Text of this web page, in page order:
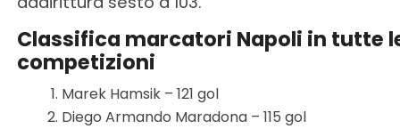
Classifica marcatori Napoli in tutte
competizioni
Marek Hamsik – 121 gol
Diego Armando Maradona – 115 gol